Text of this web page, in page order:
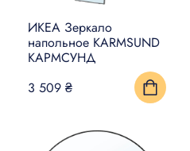
ИКЕА Зеркало
напольное KARMSUND
КАРМСУНД
3 509 ₴